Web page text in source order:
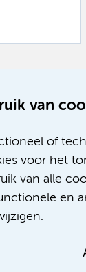
van
of
voor het
van alle
en